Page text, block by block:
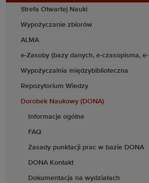
Strefa Otwartej Nauki
Wypożyczanie zbiorów
ALMA
e-Zasoby (bazy danych, e-czasopisma,
Wypożyczalnia międzybiblioteczna
Repozytorium Wiedzy
Dorobek Naukowy (DONA)
Informacje ogólne
FAQ
Zasady punktacji prac w bazie DONA
DONA Kontakt
Dokumentacja na wydziałach